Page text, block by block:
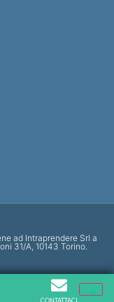
ad Intraprendere Srl a
31/A, 10143 Torino.
CONTATTACI